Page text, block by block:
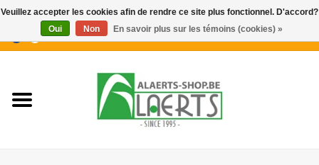
0 Articles - €0,00
Nouveautés
Veuillez accepter les cookies afin de rendre ce site plus fonctionnel. D'accord?
Oui
Non En savoir plus sur les témoins (cookies) »